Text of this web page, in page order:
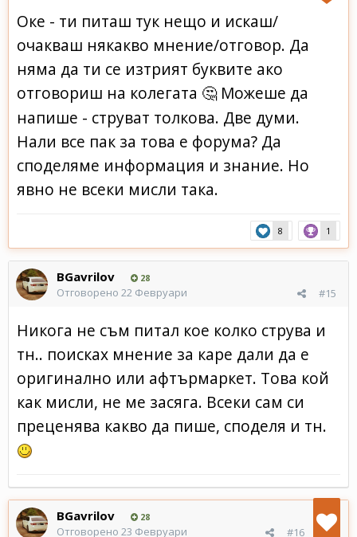
Оке - ти питаш тук нещо и искаш/
очакваш някакво мнение/отговор. Да
няма да ти се изтрият буквите ако
отговориш на колегата 🤔Можеше да
напише - струват толкова. Две думи.
Нали все пак за това е форума? Да
споделяме информация и знание. Но
явно не всеки мисли така.
8 1
BGavrilov 28
#15
Отговорено 22 Февруари
Никога не съм питал кое колко струва и
тн.. поисках мнение за каре дали да е
оригинално или афтърмаркет. Това кой
как мисли, не ме засяга. Всеки сам си
преценява какво да пише, споделя и тн.
BGavrilov 28
#16
Отговорено 23 Февруари